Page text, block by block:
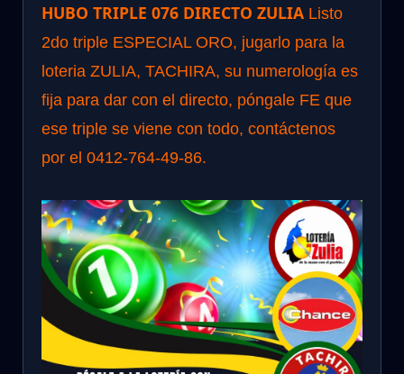
HUBO TRIPLE 076 DIRECTO ZULIA Listo
2do triple ESPECIAL ORO, jugarlo para la
loteria ZULIA, TACHIRA, su numerología es
fija para dar con el directo, póngale FE que
ese triple se viene con todo, contáctenos
por el 0412-764-49-86.